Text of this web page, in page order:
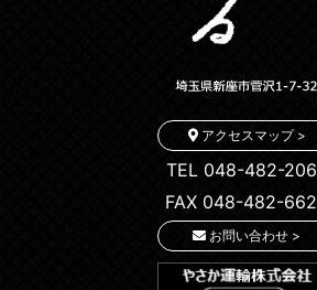
アクセスマップ >
TEL 048-482-
FAX 048-482-
お問い合わせ >